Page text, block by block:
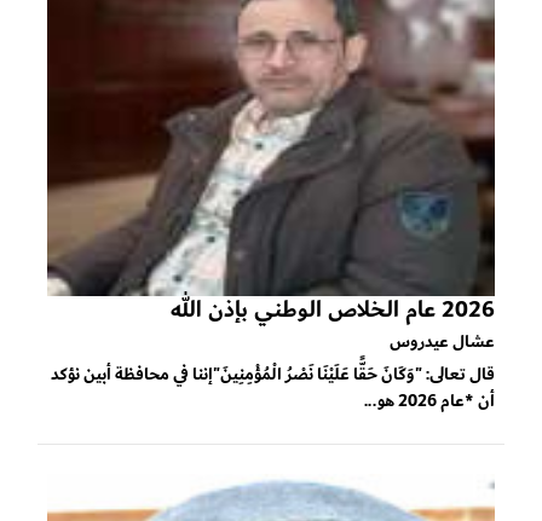
2026 عام الخلاص الوطني بإذن الله
عشال عيدروس
قال تعالى: "وَكَانَ حَقًّا عَلَيْنَا نَصْرُ الْمُؤْمِنِينَ"إننا في محافظة أبين نؤكد
أن *عام 2026 هو...